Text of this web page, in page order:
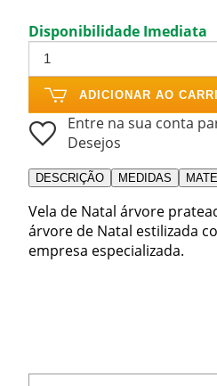
Disponibilidade Imediata
ADICIONAR AO
Entre na sua conta
Desejos
DESCRIÇÃO MEDIDAS
Vela de Natal árvore
árvore de Natal estilizada
empresa especializada.